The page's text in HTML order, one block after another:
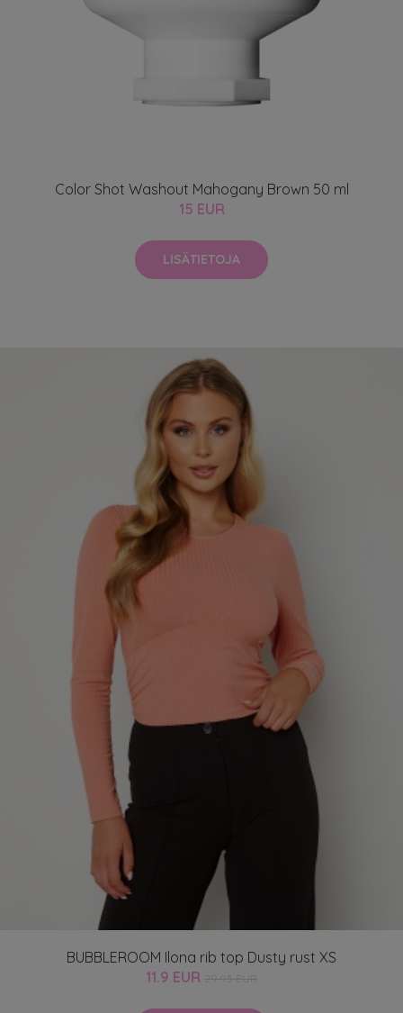
Color Shot Washout Mahogany Brown 50 ml
15 EUR
LISÄTIETOJA
BUBBLEROOM Ilona rib top Dusty rust XS
11.9 EUR